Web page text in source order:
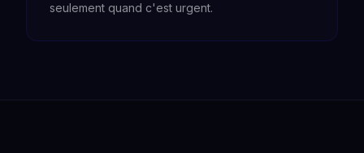
seulement quand c'est urgent.